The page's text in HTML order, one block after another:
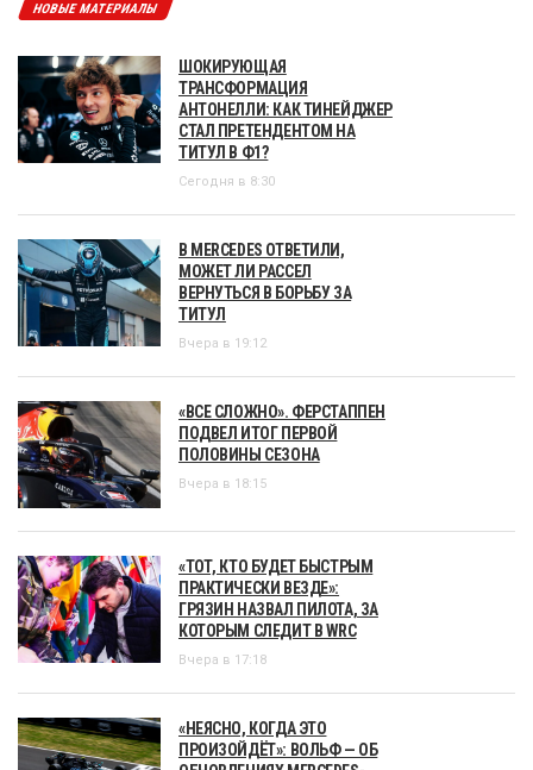
НОВЫЕ МАТЕРИАЛЫ
ШОКИРУЮЩАЯ
ТРАНСФОРМАЦИЯ
АНТОНЕЛЛИ: КАК ТИНЕЙДЖЕР
СТАЛ ПРЕТЕНДЕНТОМ НА
ТИТУЛ В Ф1?
Сегодня в 8:30
В MERCEDES ОТВЕТИЛИ,
МОЖЕТ ЛИ РАССЕЛ
ВЕРНУТЬСЯ В БОРЬБУ ЗА
ТИТУЛ
Вчера в 19:12
«ВСЕ СЛОЖНО». ФЕРСТАППЕН
ПОДВЕЛ ИТОГ ПЕРВОЙ
ПОЛОВИНЫ СЕЗОНА
Вчера в 18:15
«ТОТ, КТО БУДЕТ БЫСТРЫМ
ПРАКТИЧЕСКИ ВЕЗДЕ»:
ГРЯЗИН НАЗВАЛ ПИЛОТА, ЗА
КОТОРЫМ СЛЕДИТ В WRC
Вчера в 17:18
«НЕЯСНО, КОГДА ЭТО
ПРОИЗОЙДЁТ»: ВОЛЬФ — ОБ